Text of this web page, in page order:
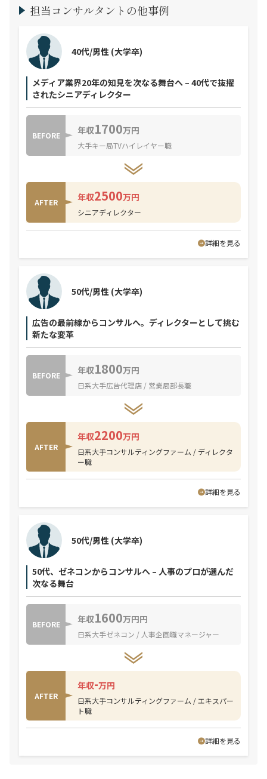
担当コンサルタントの他事例
メディア業界20年の知見を次なる舞台へ – 40代で抜擢
されたシニアディレクター
40代/男性 (大学卒)
BEFORE 年収1700万円
大手キー局TVハイレイヤー職
AFTER 年収2500万円
シニアディレクター
詳細を見る
広告の最前線からコンサルへ。ディレクターとして挑む
新たな変革
50代/男性 (大学卒)
BEFORE 年収1800万円
日系大手広告代理店 / 営業局部長職
AFTER
年収2200万円
日系大手コンサルティングファーム / ディレクタ
ー職
詳細を見る
50代、ゼネコンからコンサルへ – 人事のプロが選んだ
次なる舞台
50代/男性 (大学卒)
BEFORE 年収1600万円円
日系大手ゼネコン / 人事企画職マネージャー
AFTER
年収-万円
日系大手コンサルティングファーム / エキスパー
ト職
詳細を見る